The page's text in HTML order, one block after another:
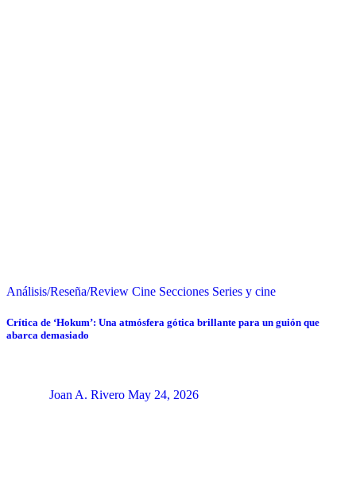
Análisis/Reseña/Review Cine Secciones Series y cine
Crítica de ‘Hokum’: Una atmósfera gótica brillante para un guión que
abarca demasiado
Joan A. Rivero May 24, 2026